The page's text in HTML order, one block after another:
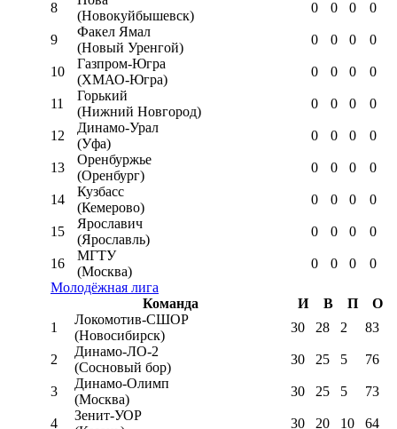
8
(Новокуйбышевск)
0 0 0 0
9
Факел Ямал
(Новый Уренгой)
0 0 0 0
10
Газпром-Югра
(ХМАО-Югра)
0 0 0 0
11
Горький
(Нижний Новгород)
0 0 0 0
12
Динамо-Урал
(Уфа)
0 0 0 0
13
Оренбуржье
(Оренбург)
0 0 0 0
14
Кузбасс
(Кемерово)
0 0 0 0
15
Ярославич
(Ярославль)
0 0 0 0
16
МГТУ
(Москва)
0 0 0
0
Молодёжная лига
Команда
И В П
О
1
Локомотив-CШОР
(Новосибирск)
30 28 2 83
2
Динамо-ЛО-2
(Сосновый бор)
30 25 5 76
3
Динамо-Олимп
(Москва)
30 25 5 73
4
Зенит-УОР
30 20 10 64